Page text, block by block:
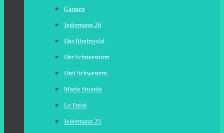
Carmen
Jedermann 26
Das Rheingold
Der Schneesturm
Drei Schwestern
Maria Stuarda
Le Passè
Jedermann 25